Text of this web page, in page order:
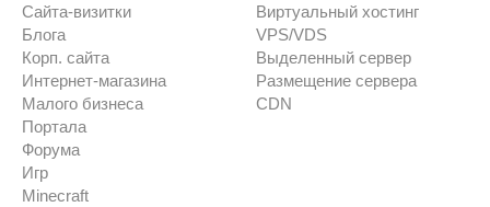
Сайта-визитки
Блога
Корп. сайта
Интернет-магазина
Малого бизнеса
Портала
Форума
Игр
Minecraft
Виртуальный хостинг
VPS/VDS
Выделенный сервер
Размещение сервера
CDN